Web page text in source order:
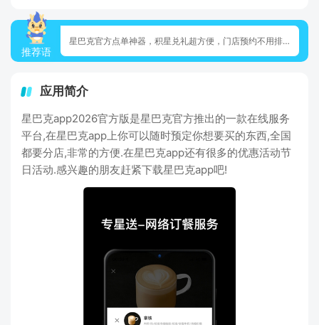
推荐语
星巴克官方点单神器，积星兑礼超方便，门店预约不用排队，咖啡控必备！
应用简介
星巴克app2026官方版是星巴克官方推出的一款在线服务
平台,在星巴克app上你可以随时预定你想要买的东西,全国
都要分店,非常的方便.在星巴克app还有很多的优惠活动节
日活动.感兴趣的朋友赶紧下载星巴克app吧!